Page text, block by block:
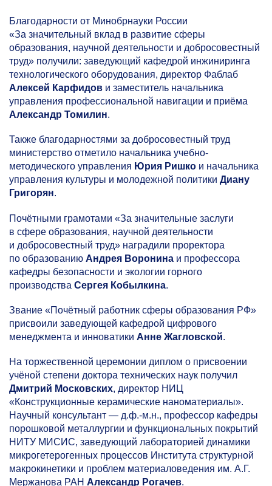
Благодарности от Минобрнауки России
«За значительный вклад в развитие сферы
образования, научной деятельности и добросовестный
труд» получили: заведующий кафедрой инжиниринга
технологического оборудования, директор Фаблаб
Алексей Карфидов и заместитель начальника
управления профессиональной навигации и приёма
Александр Томилин.
Также благодарностями за добросовестный труд
министерство отметило начальника учебно-
методического управления Юрия Ришко и начальника
управления культуры и молодежной политики Диану
Григорян.
Почётными грамотами «За значительные заслуги
в сфере образования, научной деятельности
и добросовестный труд» наградили проректора
по образованию Андрея Воронина и профессора
кафедры безопасности и экологии горного
производства Сергея Кобылкина.
Звание «Почётный работник сферы образования РФ»
присвоили заведующей кафедрой цифрового
менеджмента и инноватики Анне Жагловской.
На торжественной церемонии диплом о присвоении
учёной степени доктора технических наук получил
Дмитрий Московских, директор НИЦ
«Конструкционные керамические наноматериалы».
Научный консультант — д.ф.-м.н., профессор кафедры
порошковой металлургии и функциональных покрытий
НИТУ МИСИС, заведующий лабораторией динамики
микрогетерогенных процессов Института структурной
макрокинетики и проблем материаловедения им. А.Г.
Мержанова РАН Александр Рогачев.